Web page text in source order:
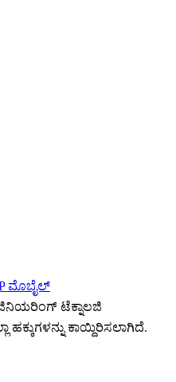
ಮೊಬೈಲ್
ಟೆಕ್ನಾಲಜಿ
ಹಕ್ಕುಗಳನ್ನು ಕಾಯ್ದಿರಿಸಲಾಗಿದೆ.